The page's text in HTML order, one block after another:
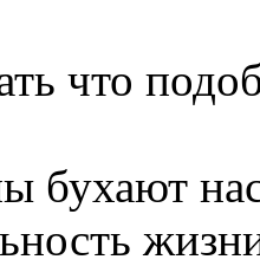
что
бухают